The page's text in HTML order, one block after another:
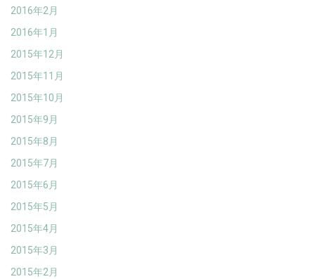
2016年2月
2016年1月
2015年12月
2015年11月
2015年10月
2015年9月
2015年8月
2015年7月
2015年6月
2015年5月
2015年4月
2015年3月
2015年2月